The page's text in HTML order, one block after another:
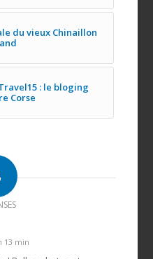
du vieux Chinaillon
: le bloging
Corse
13 min